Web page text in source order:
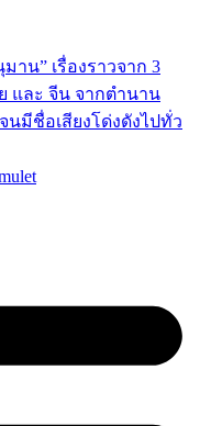
าน” เรื่องราวจาก 3
และ จีน จากตำนาน
มีชื่อเสียงโด่งดังไปทั่ว